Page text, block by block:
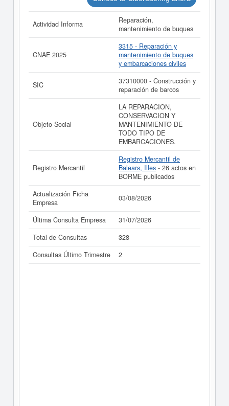
Actividad Informa
Reparación,
mantenimiento de buques
CNAE 2025
3315 - Reparación y
mantenimiento de buques
y embarcaciones civiles
SIC
37310000 - Construcción y
reparación de barcos
Objeto Social
LA REPARACION,
CONSERVACION Y
MANTENIMIENTO DE
TODO TIPO DE
EMBARCACIONES.
Registro Mercantil
Registro Mercantil de
Balears, Illes - 26 actos en
BORME publicados
Actualización Ficha
Empresa
03/08/2026
Última Consulta Empresa
31/07/2026
Total de Consultas
328
Consultas Último Trimestre
2